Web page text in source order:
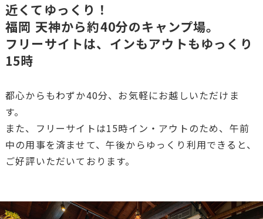
近くてゆっくり！
福岡 天神から約40分のキャンプ場。
フリーサイトは、インもアウトもゆっくり
15時
都心からもわずか40分、お気軽にお越しいただけま
す。
また、フリーサイトは15時イン・アウトのため、午前
中の用事を済ませて、午後からゆっくり利用できると、
ご好評いただいております。